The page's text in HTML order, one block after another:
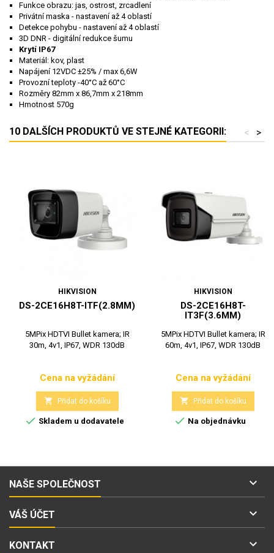
Funkce obrazu: jas, ostrost, zrcadlení
Privátní maska - nastavení až 4 oblastí
Detekce pohybu - nastavení až 4 oblastí
3D DNR - digitální redukce šumu
Krytí IP67
Materiál: kov, plast
Napájení 12VDC ±25% / max 6,6W
Provozní teploty -40°C až 60°C
Rozměry 82mm x 86,7mm x 218mm
Hmotnost 570g
10 DALŠÍCH PRODUKTŮ VE STEJNÉ KATEGORII: >
<
HIKVISION
DS-2CE16H8T-ITF(2.8MM)
5MPix HDTVI Bullet kamera; IR
30m, 4v1, IP67, WDR 130dB
Cena
Cena na vyžádání
 Přidat do košíku
 Skladem u dodavatele
HIKVISION
DS-2CE16H8T-
IT3F(3.6MM)
5MPix HDTVI Bullet kamera; IR
60m, 4v1, IP67, WDR 130dB
Cena
Cena na vyžádání
 Přidat do košíku
 Na objednávku
NAŠE SPOLEČNOST 
VÁŠ ÚČET 
KONTAKT 